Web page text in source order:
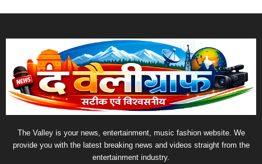
The Valley is your news, entertainment, music fashion website. We
provide you with the latest breaking news and videos straight from the
entertainment industry.